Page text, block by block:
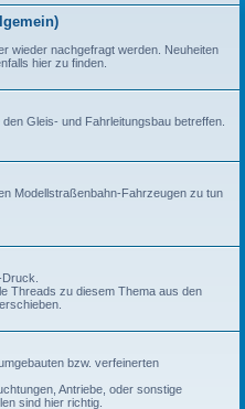
wieder nachgefragt werden. Neuheiten
hier zu finden.
Gleis- und Fahrleitungsbau betreffen.
Modellstraßenbahn-Fahrzeugen zu tun
Threads zu diesem Thema aus den
bzw. verfeinerten
Antriebe, oder sonstige
sind hier richtig.